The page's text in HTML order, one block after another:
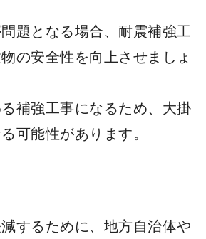
題となる場合、耐震補強工
の安全性を向上させましょ
補強工事になるため、大掛
可能性があります。
するために、地方自治体や